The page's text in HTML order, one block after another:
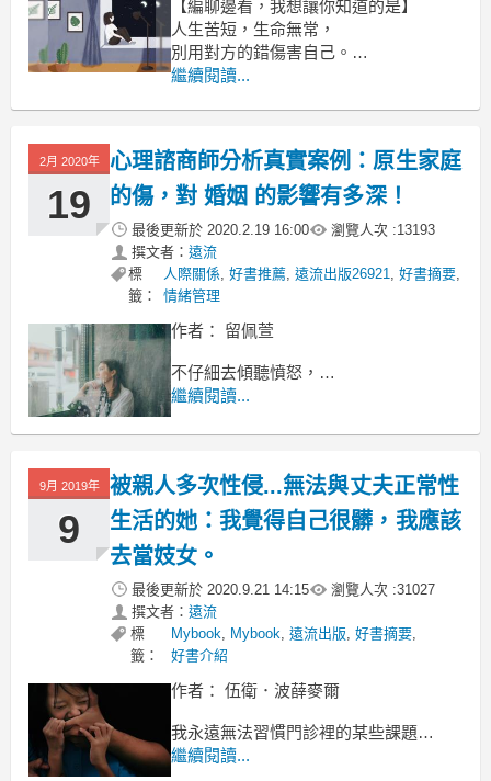
【編聊邊看，我想讓你知道的是】
人生苦短，生命無常，
別用對方的錯傷害自己。
要朝著自己的夢想努力，
繼續閱讀...
2月 2020年
19
心理諮商師分析真實案例：原生家庭
的傷，對 婚姻 的影響有多深！
最後更新於 2020.2.19 16:00 瀏覽人次 :13193
撰文者： 遠流
標
籤：
人際關係,好書推薦,遠流出版26921,好書摘要,
情緒管理
作者： 留佩萱
不仔細去傾聽憤怒，
可能就會讓他人繼續越界，
當你不願意去感受生氣，
繼續閱讀...
9月 2019年
9
被親人多次性侵...無法與丈夫正常性
生活的她：我覺得自己很髒，我應該
去當妓女。
最後更新於 2020.9.21 14:15 瀏覽人次 :31027
撰文者： 遠流
標
籤：
Mybook, Mybook,遠流出版,好書摘要,
好書介紹
作者： 伍衛．波薛麥爾
我永遠無法習慣門診裡的某些課題，
其中最難接受的是虐待。
繼續閱讀...